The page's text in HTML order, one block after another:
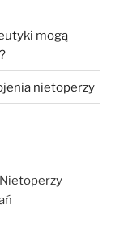
mogą
nietoperzy